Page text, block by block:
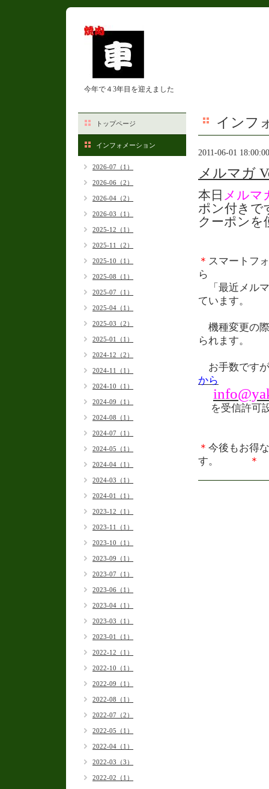
今年で４3年目を迎えました
インフ
2011-06-01 18:00:00
メルマガ
本日 メルマ
ポン付きで
クーポンを
＊ スマートフ
「最近メル
ています。
機種変更の
られます。
お手数です
から
を受信許可
＊ 今後もお得
す。
＊
トップページ
インフォメーション
2026-07（1）
2026-06（2）
2026-04（2）
2026-03（1）
2025-12（1）
2025-11（2）
2025-10（1）
2025-08（1）
2025-07（1）
2025-04（1）
2025-03（2）
2025-01（1）
2024-12（2）
2024-11（1）
2024-10（1）
2024-09（1）
2024-08（1）
2024-07（1）
2024-05（1）
2024-04（1）
2024-03（1）
2024-01（1）
2023-12（1）
2023-11（1）
2023-10（1）
2023-09（1）
2023-07（1）
2023-06（1）
2023-04（1）
2023-03（1）
2023-01（1）
2022-12（1）
2022-10（1）
2022-09（1）
2022-08（1）
2022-07（2）
2022-05（1）
2022-04（1）
2022-03（3）
2022-02（1）